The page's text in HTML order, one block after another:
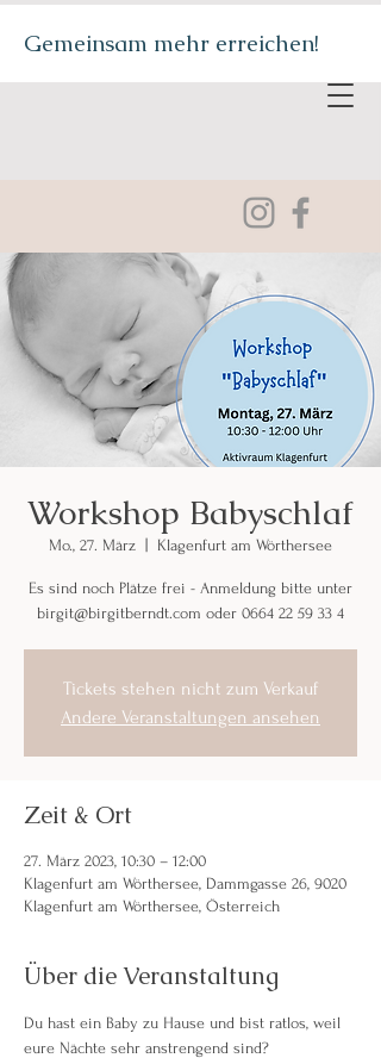
Gemeinsam mehr erreichen!
Workshop Babyschlaf
Mo., 27. März Klagenfurt am Wörthersee
Es sind noch Plätze frei - Anmeldung bitte unter
birgit@birgitberndt.com oder 0664 22 59 33 4
Tickets stehen nicht zum Verkauf
Andere Veranstaltungen ansehen
Zeit & Ort
27. März 2023, 10:30 – 12:00
Klagenfurt am Wörthersee, Dammgasse 26, 9020
Klagenfurt am Wörthersee, Österreich
Über die Veranstaltung
Du hast ein Baby zu Hause und bist ratlos, weil
eure Nächte sehr anstrengend sind?